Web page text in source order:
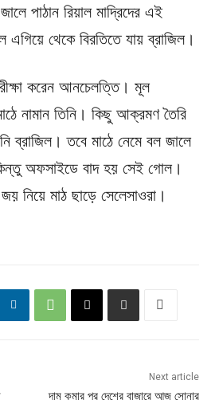
পাঠান রিয়াল মাদ্রিদের এই
থেকে বিরতিতে যায় ব্রাজিল।
করেন আনচেলত্তি। মূল
নামান তিনি। কিছু আক্রমণ তৈরি
ব্রাজিল। তবে মাঠে নেমে বল জালে
অফসাইডে বাদ হয় সেই গোল।
নিয়ে মাঠ ছাড়ে সেলেসাওরা।
Next article
দাম কমার পর দেশের বাজারে আজ সোনার